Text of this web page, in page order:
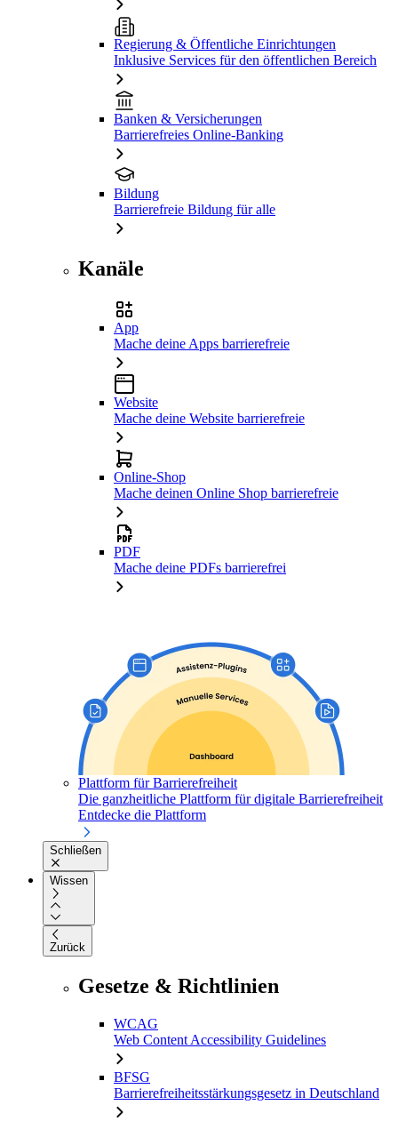
Regierung & Öffentliche Einrichtungen
Inklusive Services für den öffentlichen Bereich
Banken & Versicherungen
Barrierefreies Online-Banking
Bildung
Barrierefreie Bildung für alle
Kanäle
App
Mache deine Apps barrierefreie
Website
Mache deine Website barrierefreie
Online-Shop
Mache deinen Online Shop barrierefreie
PDF
Mache deine PDFs barrierefrei
Plattform für Barrierefreiheit
Die ganzheitliche Plattform für digitale Barrierefreiheit
Entdecke die Plattform
Schließen
Wissen
Zurück
Gesetze & Richtlinien
WCAG
Web Content Accessibility Guidelines
BFSG
Barrierefreiheitsstärkungsgesetz in Deutschland